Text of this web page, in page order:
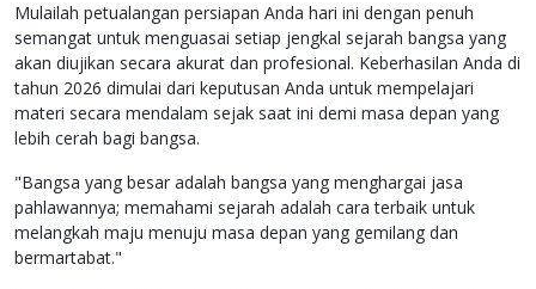
Mulailah petualangan persiapan Anda hari ini dengan penuh
semangat untuk menguasai setiap jengkal sejarah bangsa yang
akan diujikan secara akurat dan profesional. Keberhasilan Anda di
tahun 2026 dimulai dari keputusan Anda untuk mempelajari
materi secara mendalam sejak saat ini demi masa depan yang
lebih cerah bagi bangsa.
"Bangsa yang besar adalah bangsa yang menghargai jasa
pahlawannya; memahami sejarah adalah cara terbaik untuk
melangkah maju menuju masa depan yang gemilang dan
bermartabat."